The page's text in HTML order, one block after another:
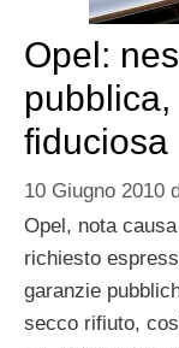
Opel:
fiduciosa
10 Giugno 2010
Opel, nota
richiesto
garanzie
secco rifiuto,